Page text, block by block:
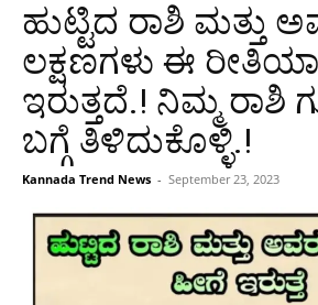
ಹುಟ್ಟಿದ ರಾಶಿ ಮತ್ತು
ಲಕ್ಷಣಗಳು ಈ
ಇರುತ್ತದೆ.! ನಿಮ್ಮ ರಾಶಿ
ಬಗ್ಗೆ ತಿಳಿದುಕೊಳ್ಳಿ.!
Kannada Trend News - September 23, 2023